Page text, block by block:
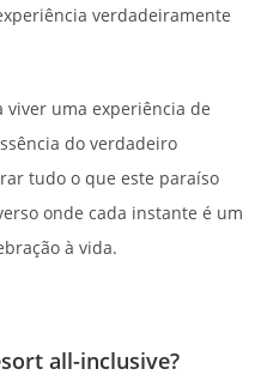
verdadeiramente
viver uma experiência de
do verdadeiro
tudo o que este paraíso
onde cada instante é um
à vida.
all-inclusive?